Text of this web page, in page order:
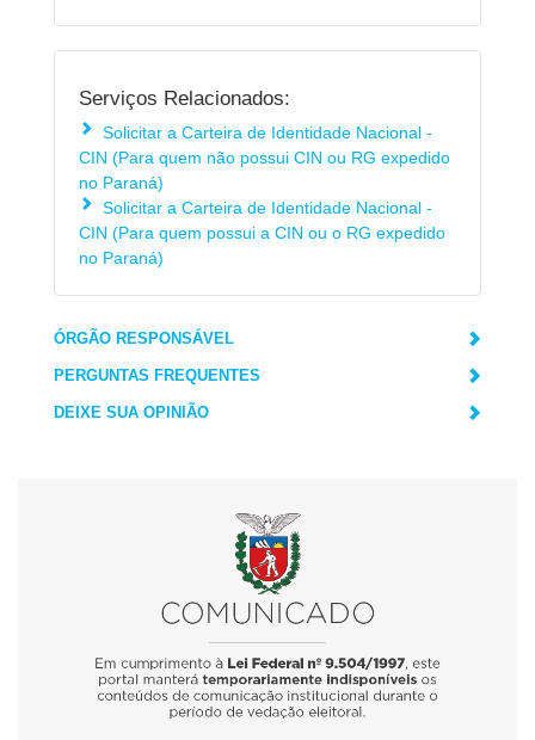
Serviços Relacionados:
Solicitar a Carteira de Identidade Nacional -
CIN (Para quem não possui CIN ou RG expedido
no Paraná)
Solicitar a Carteira de Identidade Nacional -
CIN (Para quem possui a CIN ou o RG expedido
no Paraná)
ÓRGÃO RESPONSÁVEL
PERGUNTAS FREQUENTES
DEIXE SUA OPINIÃO